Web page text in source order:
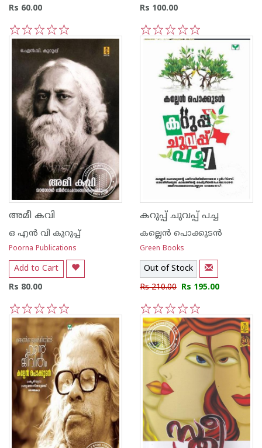
Rs 60.00
5
4
3
2
1
Rs 100.00
5
4
3
2
1
അമീ കവി
ഒ എന്‍ വി കുറുപ്പ്‌
Poorna Publications
Add to Cart
Rs 80.00
5
4
3
2
1
കറുപ്പ് ചുവപ്പ് പച്ച
കല്ലെന്‍ പൊക്കുടന്‍
Green Books
Out of Stock
Rs 210.00 Rs 195.00
5
4
3
2
1